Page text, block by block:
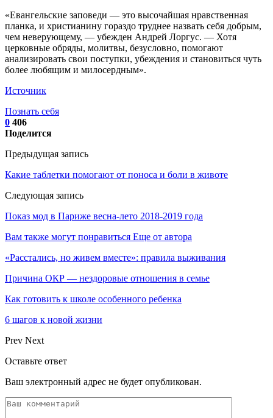
«Евангельские заповеди — это высочайшая нравственная
планка, и христианину гораздо труднее назвать себя добрым,
чем неверующему, — убежден Андрей Лоргус. — Хотя
церковные обряды, молитвы, безусловно, помогают
анализировать свои поступки, убеждения и становиться чуть
более любящим и милосердным».
Источник
Познать себя
0 406
Поделится
Предыдущая запись
Какие таблетки помогают от поноса и боли в животе
Следующая запись
Показ мод в Париже весна-лето 2018-2019 года
Вам также могут понравиться Еще от автора
«Расстались, но живем вместе»: правила выживания
Причина ОКР — нездоровые отношения в семье
Как готовить к школе особенного ребенка
6 шагов к новой жизни
Prev Next
Оставьте ответ
Ваш электронный адрес не будет опубликован.